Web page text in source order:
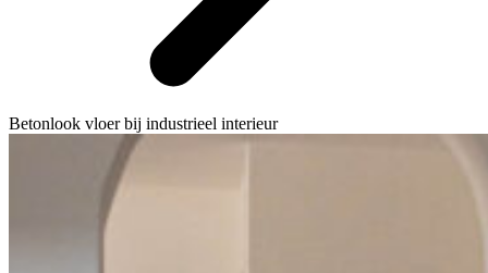
Betonlook vloer bij industrieel interieur